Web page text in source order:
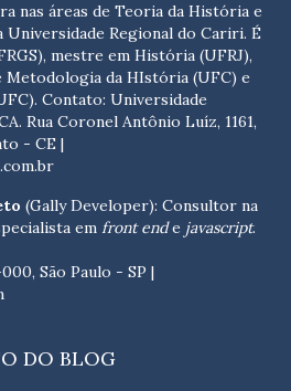
nas áreas de Teoria da História e
Universidade Regional do Cariri. É
mestre em História (UFRJ),
Metodologia da HIstória (UFC) e
Contato: Universidade
Rua Coronel Antônio Luíz, 1161,
- CE |
(Gally Developer): Consultor na
em front ende javascript.
São Paulo - SP |
DO BLOG